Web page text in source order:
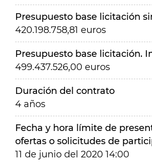
Presupuesto base licitación
420.198.758,81 euros
Presupuesto base licitación.
499.437.526,00 euros
Duración del contrato
4 años
Fecha y hora límite de
ofertas o solicitudes de
11 de junio del 2020 14:00